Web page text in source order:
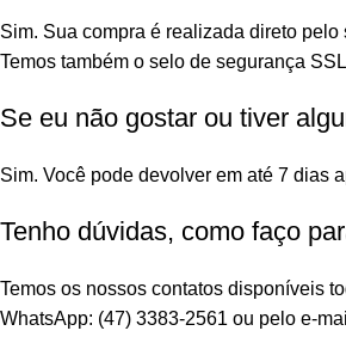
Sim. Sua compra é realizada direto
Temos também o selo de segurança
Se eu não gostar ou tiver
Sim. Você pode devolver em até 7 dias
Tenho dúvidas, como faço
Temos os nossos contatos disponíveis
WhatsApp: (47) 3383-2561 ou pelo e-